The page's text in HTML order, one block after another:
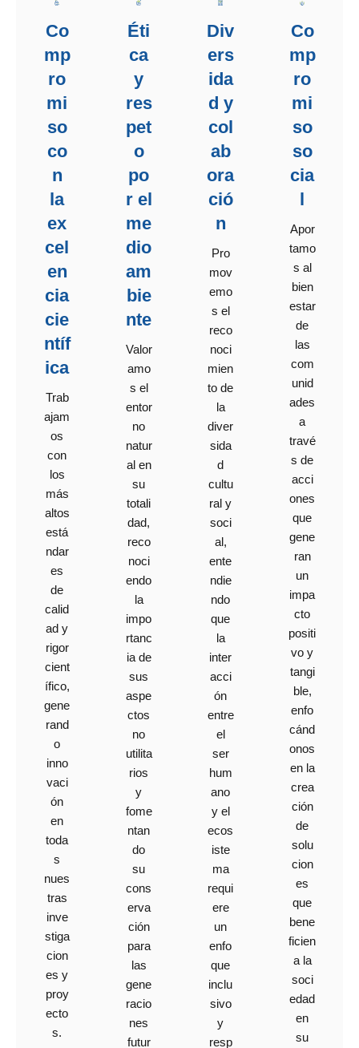
Co
mp
ro
mi
so
co
n
la
ex
cel
en
cia
cie
ntíf
ica
Trab
ajam
os
con
los
más
altos
está
ndar
es
de
calid
ad y
rigor
cient
ífico,
gene
rand
o
inno
vaci
ón
en
toda
s
nues
tras
inve
stiga
cion
es y
proy
ecto
s.
Éti
ca
y
res
pet
o
po
r el
me
dio
am
bie
nte
Valor
amo
s el
entor
no
natur
al en
su
totali
dad,
reco
noci
endo
la
impo
rtanc
ia de
sus
aspe
ctos
no
utilita
rios
y
fome
ntan
do
su
cons
erva
ción
para
las
gene
racio
nes
futur
Div
ers
ida
d y
col
ab
ora
ció
n
Pro
mov
emo
s el
reco
noci
mien
to de
la
diver
sida
d
cultu
ral y
soci
al,
ente
ndie
ndo
que
la
inter
acci
ón
entre
el
ser
hum
ano
y el
ecos
iste
ma
requi
ere
un
enfo
que
inclu
sivo
y
resp
Co
mp
ro
mi
so
so
cia
l
Apor
tamo
s al
bien
estar
de
las
com
unid
ades
a
travé
s de
acci
ones
que
gene
ran
un
impa
cto
positi
vo y
tangi
ble,
enfo
cánd
onos
en la
crea
ción
de
solu
cion
es
que
bene
ficien
a la
soci
edad
en
su